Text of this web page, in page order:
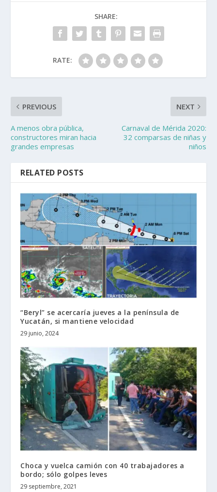
SHARE:
RATE:
PREVIOUS
A menos obra pública,
constructores miran hacia
grandes empresas
NEXT
Carnaval de Mérida 2020:
32 comparsas de niñas y
niños
RELATED POSTS
“Beryl” se acercaría jueves a la península de
Yucatán, si mantiene velocidad
29 junio, 2024
Choca y vuelca camión con 40 trabajadores a
bordo; sólo golpes leves
29 septiembre, 2021